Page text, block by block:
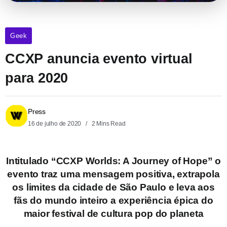
Geek
CCXP anuncia evento virtual
para 2020
Press
16 de julho de 2020 2 Mins Read
Intitulado “CCXP Worlds: A Journey of Hope” o
evento traz uma mensagem positiva, extrapola
os limites da cidade de São Paulo e leva aos
fãs do mundo inteiro a experiência épica do
maior festival de cultura pop do planeta